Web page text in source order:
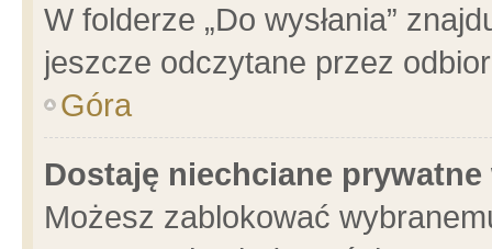
W folderze „Do wysłania”
jeszcze odczytane przez
Góra
Dostaję niechciane
Możesz zablokować